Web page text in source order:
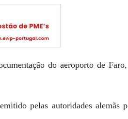
do aeroporto de
pelas autoridades alemãs